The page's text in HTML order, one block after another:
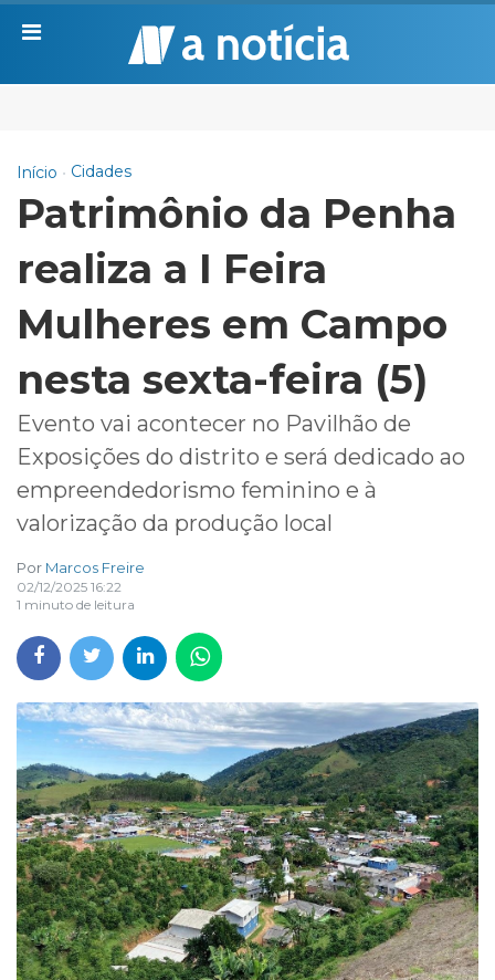
Início Cidades
Patrimônio da Penha
realiza a I Feira
Mulheres em Campo
nesta sexta-feira (5)
Evento vai acontecer no Pavilhão de
Exposições do distrito e será dedicado ao
empreendedorismo feminino e à
valorização da produção local
Por Marcos Freire
02/12/2025 16:22
1 minuto de leitura